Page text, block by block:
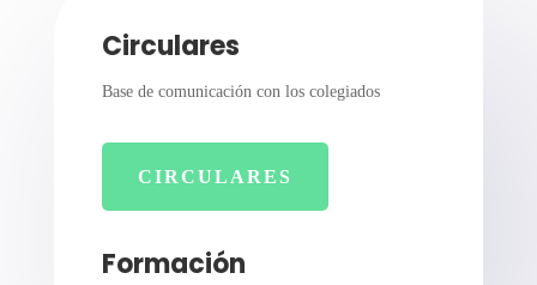
Circulares
Base de comunicación con los colegiados
CIRCULARES
Formación